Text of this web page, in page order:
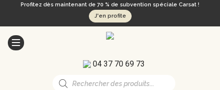
Profitez dès maintenant de 70 % de subvention spéciale Carsat !
J'en profite
04 37 70 69 73
Recherche
de